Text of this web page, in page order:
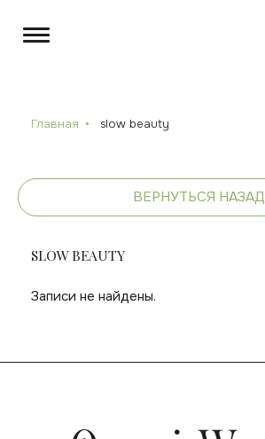
Главная slow beauty
ВЕРНУТЬСЯ НАЗАД
SLOW BEAUTY
Записи не найдены.